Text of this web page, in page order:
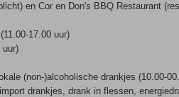
en Cor en Don's BBQ Restaurant
17.00 uur)
uur)
(non-)alcoholische drankjes (10.00-
drankjes, drank in flessen,